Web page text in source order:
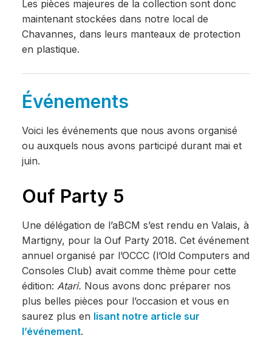
Les pièces majeures de la collection sont donc
maintenant stockées dans notre local de
Chavannes, dans leurs manteaux de protection
en plastique.
Événements
Voici les événements que nous avons organisé
ou auxquels nous avons participé durant mai et
juin.
Ouf Party 5
Une délégation de l’aBCM s’est rendu en Valais, à
Martigny, pour la Ouf Party 2018. Cet événement
annuel organisé par l’OCCC (l’Old Computers and
Consoles Club) avait comme thème pour cette
édition: Atari. Nous avons donc préparer nos
plus belles pièces pour l’occasion et vous en
saurez plus en lisant notre article sur
l’événement.